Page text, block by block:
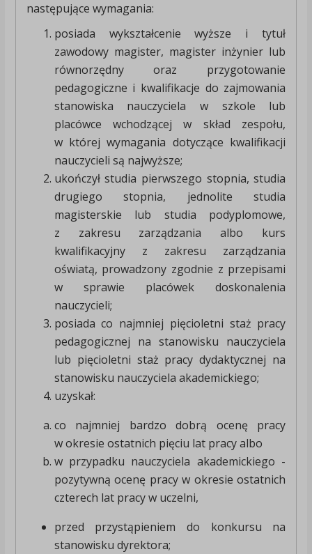
następujące wymagania:
posiada wykształcenie wyższe i tytuł
zawodowy magister, magister inżynier lub
równorzędny oraz przygotowanie
pedagogiczne i kwalifikacje do zajmowania
stanowiska nauczyciela w szkole lub
placówce wchodzącej w skład zespołu,
w której wymagania dotyczące kwalifikacji
nauczycieli są najwyższe;
ukończył studia pierwszego stopnia, studia
drugiego stopnia, jednolite studia
magisterskie lub studia podyplomowe,
z zakresu zarządzania albo kurs
kwalifikacyjny z zakresu zarządzania
oświatą, prowadzony zgodnie z przepisami
w sprawie placówek doskonalenia
nauczycieli;
posiada co najmniej pięcioletni staż pracy
pedagogicznej na stanowisku nauczyciela
lub pięcioletni staż pracy dydaktycznej na
stanowisku nauczyciela akademickiego;
uzyskał:
co najmniej bardzo dobrą ocenę pracy
w okresie ostatnich pięciu lat pracy albo
w przypadku nauczyciela akademickiego -
pozytywną ocenę pracy w okresie ostatnich
czterech lat pracy w uczelni,
przed przystąpieniem do konkursu na
stanowisku dyrektora;